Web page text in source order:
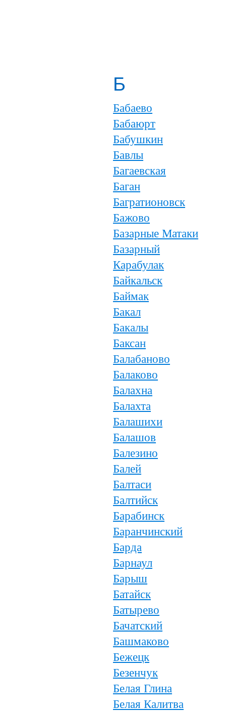
Б
Бабаево
Бабаюрт
Бабушкин
Бавлы
Багаевская
Баган
Багратионовск
Бажово
Базарные Матаки
Базарный
Карабулак
Байкальск
Баймак
Бакал
Бакалы
Баксан
Балабаново
Балаково
Балахна
Балахта
Балашихи
Балашов
Балезино
Балей
Балтаси
Балтийск
Барабинск
Баранчинский
Барда
Барнаул
Барыш
Батайск
Батырево
Бачатский
Башмаково
Бежецк
Безенчук
Белая Глина
Белая Калитва